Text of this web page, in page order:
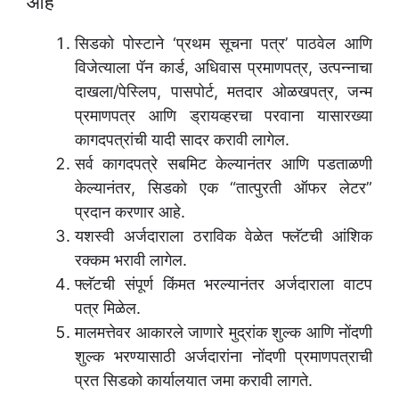
सिडको पोस्टाने ‘प्रथम सूचना पत्र’ पाठवेल आणि
विजेत्याला पॅन कार्ड, अधिवास प्रमाणपत्र, उत्पन्नाचा
दाखला/पेस्लिप, पासपोर्ट, मतदार ओळखपत्र, जन्म
प्रमाणपत्र आणि ड्रायव्हरचा परवाना यासारख्या
कागदपत्रांची यादी सादर करावी लागेल.
सर्व कागदपत्रे सबमिट केल्यानंतर आणि पडताळणी
केल्यानंतर, सिडको एक “तात्पुरती ऑफर लेटर”
प्रदान करणार आहे.
यशस्वी अर्जदाराला ठराविक वेळेत फ्लॅटची आंशिक
रक्कम भरावी लागेल.
फ्लॅटची संपूर्ण किंमत भरल्यानंतर अर्जदाराला वाटप
पत्र मिळेल.
मालमत्तेवर आकारले जाणारे मुद्रांक शुल्क आणि नोंदणी
शुल्क भरण्यासाठी अर्जदारांना नोंदणी प्रमाणपत्राची
प्रत सिडको कार्यालयात जमा करावी लागते.